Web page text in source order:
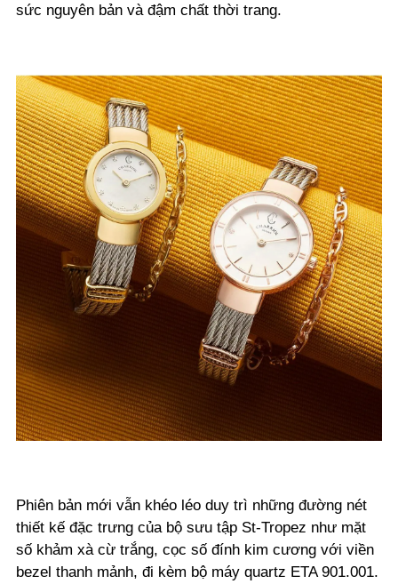
sức nguyên bản và đậm chất thời trang.
Phiên bản mới vẫn khéo léo duy trì những đường nét
thiết kế đặc trưng của bộ sưu tập St-Tropez như mặt
số khảm xà cừ trắng, cọc số đính kim cương với viền
bezel thanh mảnh, đi kèm bộ máy quartz ETA 901.001.